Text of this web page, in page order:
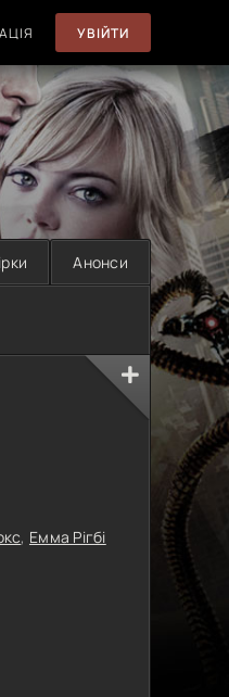
УВІЙТИ
Анонси
, Емма Рігбі